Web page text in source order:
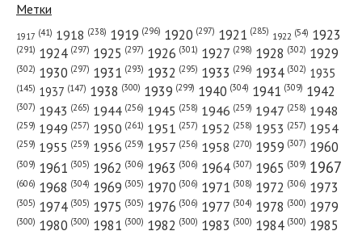
№ 274 от ноября 1972 года — «Красный Север»
№ 298 от декабря 1961 года — «Красный Север»
Метки
1917 (41) 1918 (238) 1919 (296) 1920 (297) 1921 (285) 1922 (54) 1923
(291) 1924 (297) 1925 (297) 1926 (301) 1927 (298) 1928 (302) 1929
(302) 1930 (297) 1931 (293) 1932 (295) 1933 (296) 1934 (302) 1935
(145) 1937 (147) 1938 (300) 1939 (299) 1940 (304) 1941 (309) 1942
(307) 1943 (265) 1944 (256) 1945 (258) 1946 (259) 1947 (258) 1948
(259) 1949 (257) 1950 (261) 1951 (257) 1952 (258) 1953 (257) 1954
(259) 1955 (259) 1956 (259) 1957 (256) 1958 (270) 1959 (307) 1960
(309) 1961 (305) 1962 (306) 1963 (306) 1964 (307) 1965 (309) 1967
(606) 1968 (304) 1969 (305) 1970 (306) 1971 (308) 1972 (306) 1973
(305) 1974 (305) 1975 (305) 1976 (306) 1977 (304) 1978 (300) 1979
(300) 1980 (300) 1981 (300) 1982 (300) 1983 (300) 1984 (300) 1985